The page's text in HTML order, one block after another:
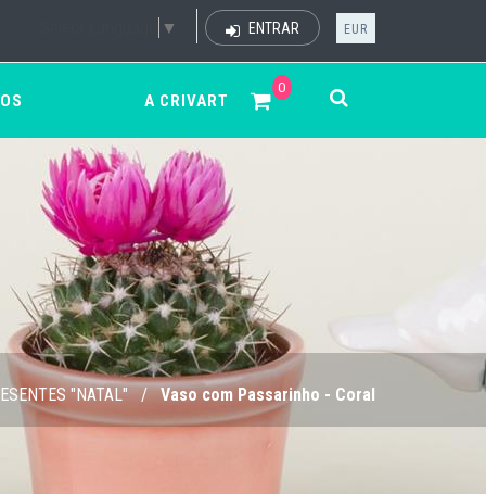
▼ ENTRAR EUR
0
A CRIVART
"NATAL" / Vaso com Passarinho - Coral